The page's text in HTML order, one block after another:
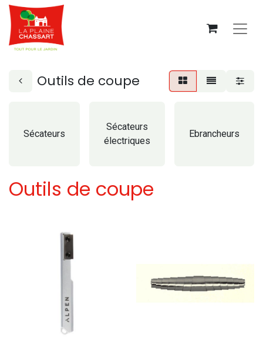
Outils de coupe
Sécateurs
Sécateurs
électriques
Ebrancheurs
Outils de coupe